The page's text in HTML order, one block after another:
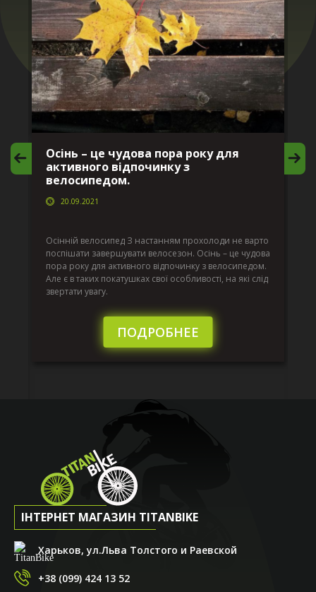
Осінь – це чудова пора року для
активного відпочинку з
велосипедом.
20.09.2021
Осінній велосипед З настанням прохолоди не варто
поспішати завершувати велосезон. Осінь – це чудова
пора року для активного відпочинку з велосипедом.
Але є в таких покатушках свої особливості, на які слід
звертати увагу.
ПОДРОБНЕЕ
ІНТЕРНЕТ МАГАЗИН TITANBIKE
Харьков, ул.Льва Толстого и Раевской
+38 (099) 424 13 52